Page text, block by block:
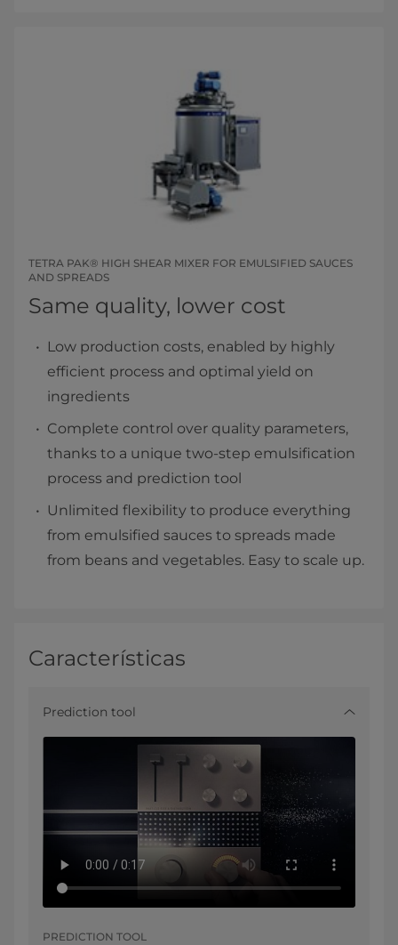
TETRA PAK® HIGH SHEAR MIXER FOR EMULSIFIED SAUCES
AND SPREADS
Same quality, lower cost
Low production costs, enabled by highly
efficient process and optimal yield on
ingredients
Complete control over quality parameters,
thanks to a unique two-step emulsification
process and prediction tool
Unlimited flexibility to produce everything
from emulsified sauces to spreads made
from beans and vegetables. Easy to scale up.
Características
Prediction tool
PREDICTION TOOL